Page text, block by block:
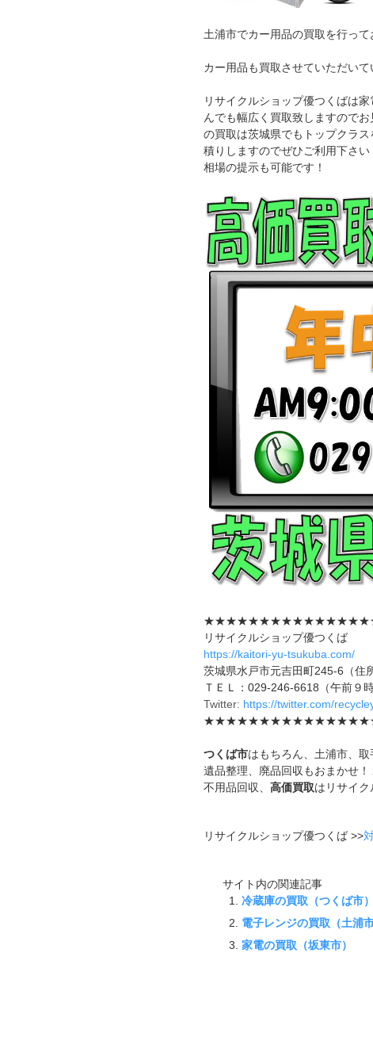
土浦市でカー用品の買取を行って
カー用品も買取させていただいて
リサイクルショップ優つくばは
んでも幅広く買取致しますので
の買取は茨城県でもトップクラ
積りしますのでぜひご利用下さ
相場の提示も可能です！
リサイクルショップ優つくば
https://kaitori-yu-tsukuba.com/
茨城県水戸市元吉田町245-6（住
ＴＥＬ：029-246-6618（午前９
Twitter: https://twitter.com/
つくば市はもちろん、土浦市、
遺品整理、廃品回収もおまかせ！
不用品回収、 高価買取はリサイク
リサイクルショップ優つくば >>
サイト内の関連記事
冷蔵庫の買取（つくば市）
電子レンジの買取（土浦市
家電の買取（坂東市）